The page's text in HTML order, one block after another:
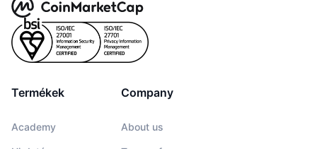
Termékek
Academy
Company
About us